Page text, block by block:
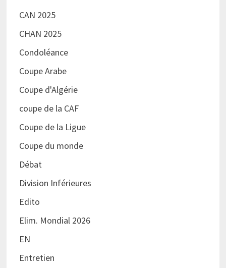
CAN 2025
CHAN 2025
Condoléance
Coupe Arabe
Coupe d'Algérie
coupe de la CAF
Coupe de la Ligue
Coupe du monde
Débat
Division Inférieures
Edito
Elim. Mondial 2026
EN
Entretien